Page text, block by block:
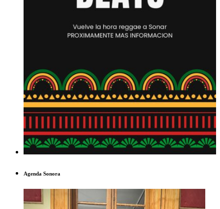
Agenda Sonora